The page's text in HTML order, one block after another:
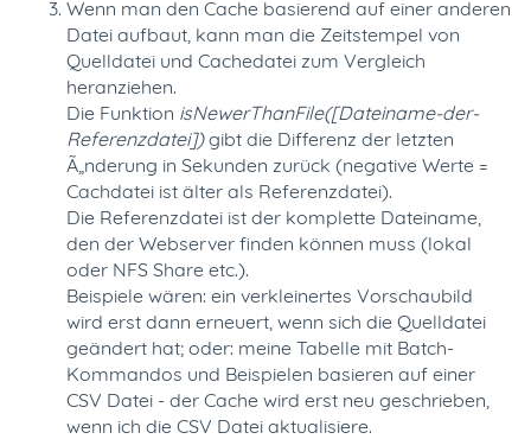
Wenn man den Cache basierend auf einer anderen
Datei aufbaut, kann man die Zeitstempel von
Quelldatei und Cachedatei zum Vergleich
heranziehen.
Die Funktion isNewerThanFile([Dateiname-der-
Referenzdatei])gibt die Differenz der letzten
Ã„nderung in Sekunden zurück (negative Werte =
Cachdatei ist älter als Referenzdatei).
Die Referenzdatei ist der komplette Dateiname,
den der Webserver finden können muss (lokal
oder NFS Share etc.).
Beispiele wären: ein verkleinertes Vorschaubild
wird erst dann erneuert, wenn sich die Quelldatei
geändert hat; oder: meine Tabelle mit Batch-
Kommandos und Beispielen basieren auf einer
CSV Datei - der Cache wird erst neu geschrieben,
wenn ich die CSV Datei aktualisiere.